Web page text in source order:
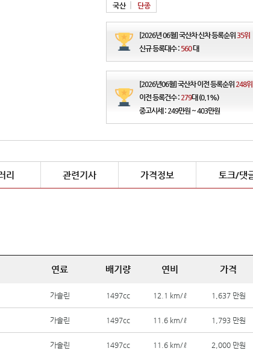
국산 단종
[2026년 06월] 국산차 신차 등록순위 35위
신규 등록대수 : 560대
[2026년06월] 국산차 이전 등록순위 248위
이전 등록건수 : 279대 (0.1%)
중고시세 : 249만원 ~ 403만원
가격
1,625 ~ 2,258만원
리 관련기사 가격정보 토크/댓
연료 배기량 연비 가격
가솔린 1497cc 12.1 km/ℓ 1,637 만원
가솔린 1497cc 11.6 km/ℓ 1,793 만원
가솔린 1497cc 11.6 km/ℓ 2,000 만원